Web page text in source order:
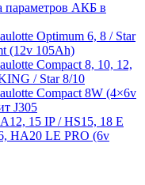
параметров АКБ в
Optimum 6, 8 / Star
(12v 105Ah)
Compact 8, 10, 12,
/ Star 8/10
Compact 8W (4×6v
J305
15 IP / HS15, 18 E
HA20 LE PRO (6v